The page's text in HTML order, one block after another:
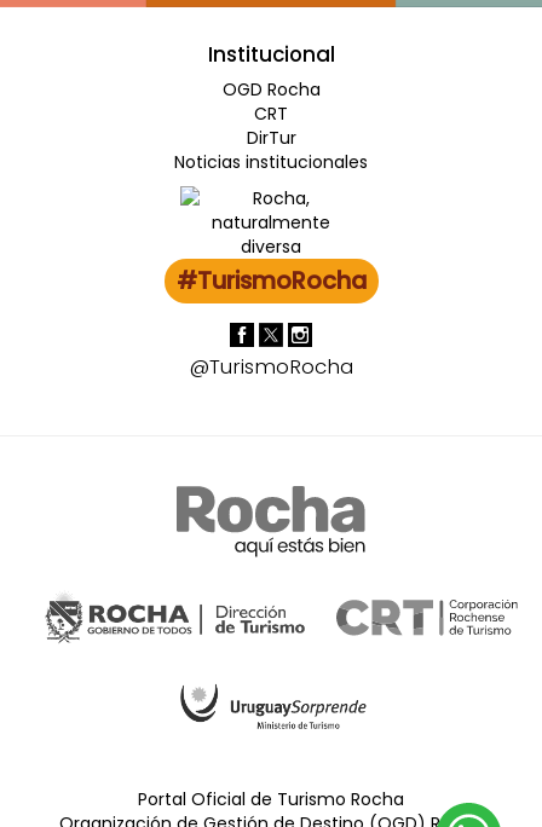
Institucional
OGD Rocha
CRT
DirTur
Noticias institucionales
#TurismoRocha
@TurismoRocha
Portal Oficial de Turismo Rocha